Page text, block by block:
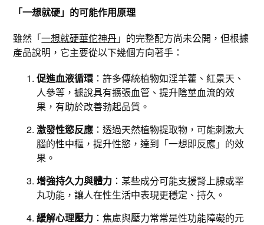
「一想就硬」的可能作用原理
雖然「一想就硬華佗神丹」的完整配方尚未公開，但根據
產品說明，它主要從以下幾個方向著手：
促進血液循環 ：許多傳統植物如淫羊藿、紅景天、
人參等，據說具有擴張血管、提升陰莖血流的效
果，有助於改善勃起品質。
激發性慾反應 ：透過天然植物提取物，可能刺激大
腦的性中樞，提升性慾，達到「一想即反應」的效
果。
增強持久力與體力 ：某些成分可能支援腎上腺或睪
丸功能，讓人在性生活中表現更穩定、持久。
緩解心理壓力 ：焦慮與壓力常常是性功能障礙的元